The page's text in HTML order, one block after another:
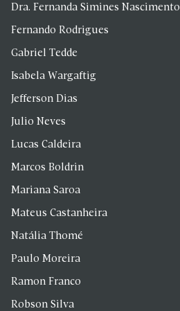
Dra. Fernanda Simines Nascimento
Fernando Rodrigues
Gabriel Tedde
Isabela Wargaftig
Jefferson Dias
Julio Neves
Lucas Caldeira
Marcos Boldrin
Mariana Saroa
Mateus Castanheira
Natália Thomé
Paulo Moreira
Ramon Franco
Robson Silva